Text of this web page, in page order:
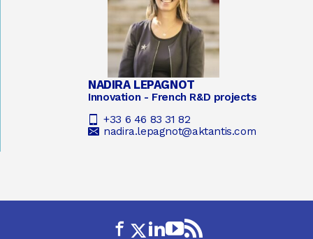
NADIRA LEPAGNOT
Innovation - French R&D projects
+33 6 46 83 31 82
nadira.lepagnot@aktantis.com